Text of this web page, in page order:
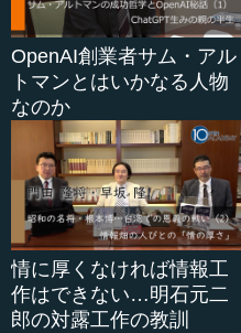
OpenAI創業者サム・アル
トマンとはいかなる人物
なのか
情に厚くなければ情報工
作はできない…明石元二
郎の対露工作の教訓